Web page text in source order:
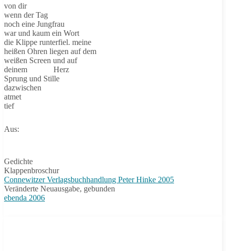
von dir
wenn der Tag
noch eine Jungfrau
war und kaum ein Wort
die Klippe runterfiel. meine
heißen Ohren liegen auf dem
weißen Screen und auf
deinem Herz
Sprung und Stille
dazwischen
atmet
tief
Aus:
Gedichte
Klappenbroschur
Connewitzer Verlagsbuchhandlung Peter Hinke 2005
Veränderte Neuausgabe, gebunden
ebenda 2006